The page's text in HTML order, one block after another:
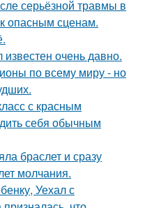
серьёзной травмы в
опасным сценам.
очень давно.
по всему миру - но
с красным
себя обычным
браслет и сразу
молчания.
Уехал с